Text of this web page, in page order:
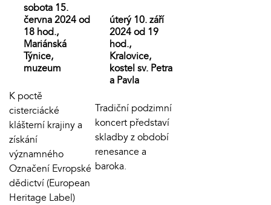
sobota 15.
června 2024 od
18 hod.,
Mariánská
Týnice,
muzeum
K poctě
cisterciácké
klášterní krajiny a
získání
významného
Označení Evropské
dědictví (European
Heritage Label)
úterý 10. září
2024 od 19
hod.,
Kralovice,
kostel sv. Petra
a Pavla
Tradiční podzimní
koncert představí
skladby z období
renesance a
baroka.